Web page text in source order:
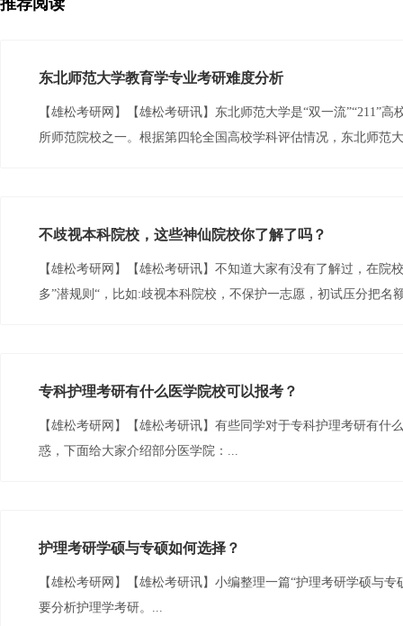
推荐阅读
东北师范大学教育学专业考研难度分析
【雄松考研网】【雄松考研讯】东北师范大学是“双一流”“211”
所师范院校之一。根据第四轮全国高校学科评估情况，东北师范
不歧视本科院校，这些神仙院校你了解了吗？
【雄松考研网】【雄松考研讯】不知道大家有没有了解过，在院
多”潜规则“，比如:歧视本科院校，不保护一志愿，初试压分把名
专科护理考研有什么医学院校可以报考？
【雄松考研网】【雄松考研讯】有些同学对于专科护理考研有什
惑，下面给大家介绍部分医学院：...
护理考研学硕与专硕如何选择？
【雄松考研网】【雄松考研讯】小编整理一篇“护理考研学硕与专
要分析护理学考研。...